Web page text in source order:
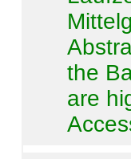
the
are